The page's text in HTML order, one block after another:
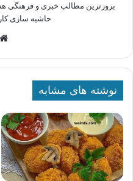
بروزترین مطالب خبری و فرهنگی
حاشیه سازی کار
نوشته های مشابه